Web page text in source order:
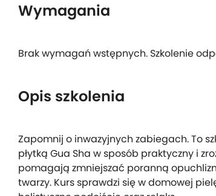
Wymagania
Brak wymagań wstępnych. Szkolenie
Opis szkolenia
Zapomnij o inwazyjnych zabiegach. To
płytką Gua Sha w sposób praktyczny i
pomagają zmniejszać poranną
twarzy. Kurs sprawdzi się w domowej